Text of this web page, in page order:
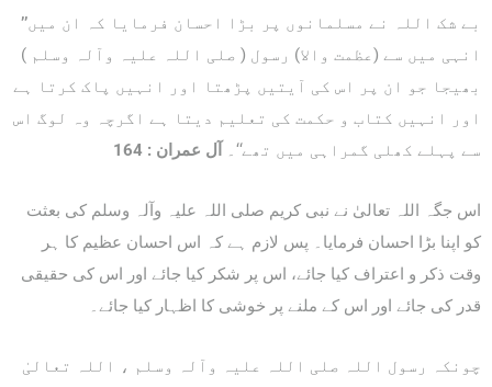
’’بے شک اللہ نے مسلمانوں پر بڑا احسان فرمایا کہ ان میں
انہی میں سے (عظمت والا) رسول ( صلی اللہ علیہ وآلہ وسلم )
بھیجا جو ان پر اس کی آیتیں پڑھتا اور انہیں پاک کرتا ہے
اور انہیں کتاب و حکمت کی تعلیم دیتا ہے اگرچہ وہ لوگ اس
سے پہلے کھلی گمراہی میں تھے‘‘۔
آل عمران : 164
اس جگہ اللہ تعالیٰ نے نبی کریم صلی اللہ علیہ وآلہ وسلم کی بعثت
کو اپنا بڑا احسان فرمایا۔ پس لازم ہے کہ اس احسان عظیم کا ہر
وقت ذکر و اعتراف کیا جائے، اس پر شکر کیا جائے اور اس کی حقیقی
قدر کی جائے اور اس کے ملنے پر خوشی کا اظہار کیا جائے۔
چونکہ رسول اللہ صلی اللہ علیہ وآلہ وسلم ، اللہ تعالیٰ